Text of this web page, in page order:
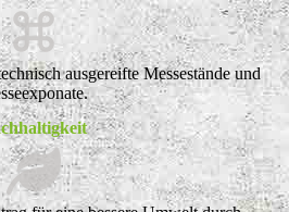
ausgereifte Messestände und